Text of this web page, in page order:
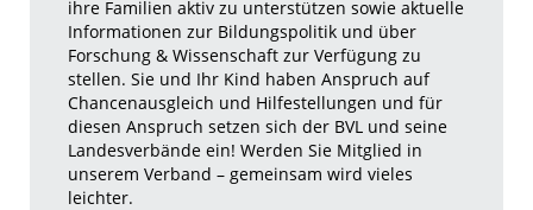
ihre Familien aktiv zu unterstützen sowie aktuelle
Informationen zur Bildungspolitik und über
Forschung & Wissenschaft zur Verfügung zu
stellen. Sie und Ihr Kind haben Anspruch auf
Chancenausgleich und Hilfestellungen und für
diesen Anspruch setzen sich der BVL und seine
Landesverbände ein! Werden Sie Mitglied in
unserem Verband – gemeinsam wird vieles
leichter.